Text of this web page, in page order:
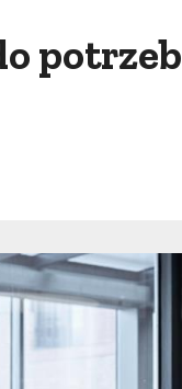
potrzeb